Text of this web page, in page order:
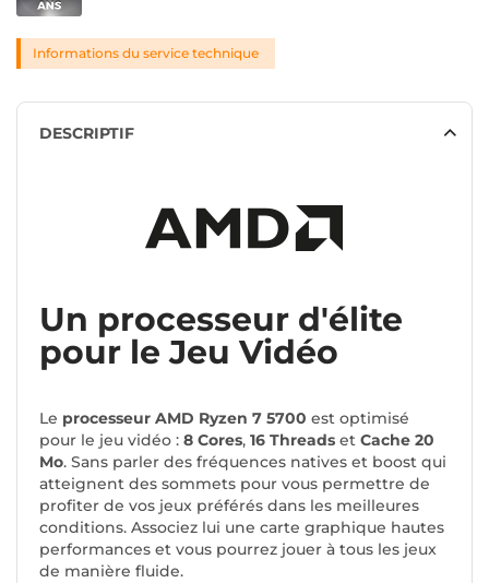
Informations du service technique
DESCRIPTIF
Un processeur d'élite
pour le Jeu Vidéo
Le processeur AMD Ryzen 7 5700 est optimisé
pour le jeu vidéo : 8 Cores, 16 Threads et Cache 20
Mo. Sans parler des fréquences natives et boost qui
atteignent des sommets pour vous permettre de
profiter de vos jeux préférés dans les meilleures
conditions. Associez lui une carte graphique hautes
performances et vous pourrez jouer à tous les jeux
de manière fluide.